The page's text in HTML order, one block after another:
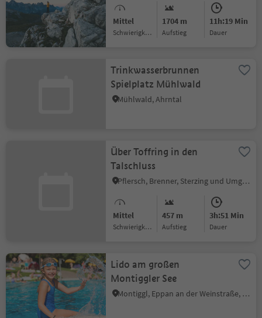
Mittel
Schwierigkeitsgrad
1704 m
Aufstieg
11h:19 Min
Dauer
Trinkwasserbrunnen
Spielplatz Mühlwald
Mühlwald, Ahrntal
Über Toffring in den
Talschluss
Pflersch, Brenner, Sterzing und Umgebung
Mittel
Schwierigkeitsgrad
457 m
Aufstieg
3h:51 Min
Dauer
Lido am großen
Montiggler See
Montiggl, Eppan an der Weinstraße, Südtiroler Weinstraße